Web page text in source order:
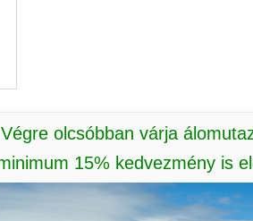
olcsóbban várja
15% kedvezmény is